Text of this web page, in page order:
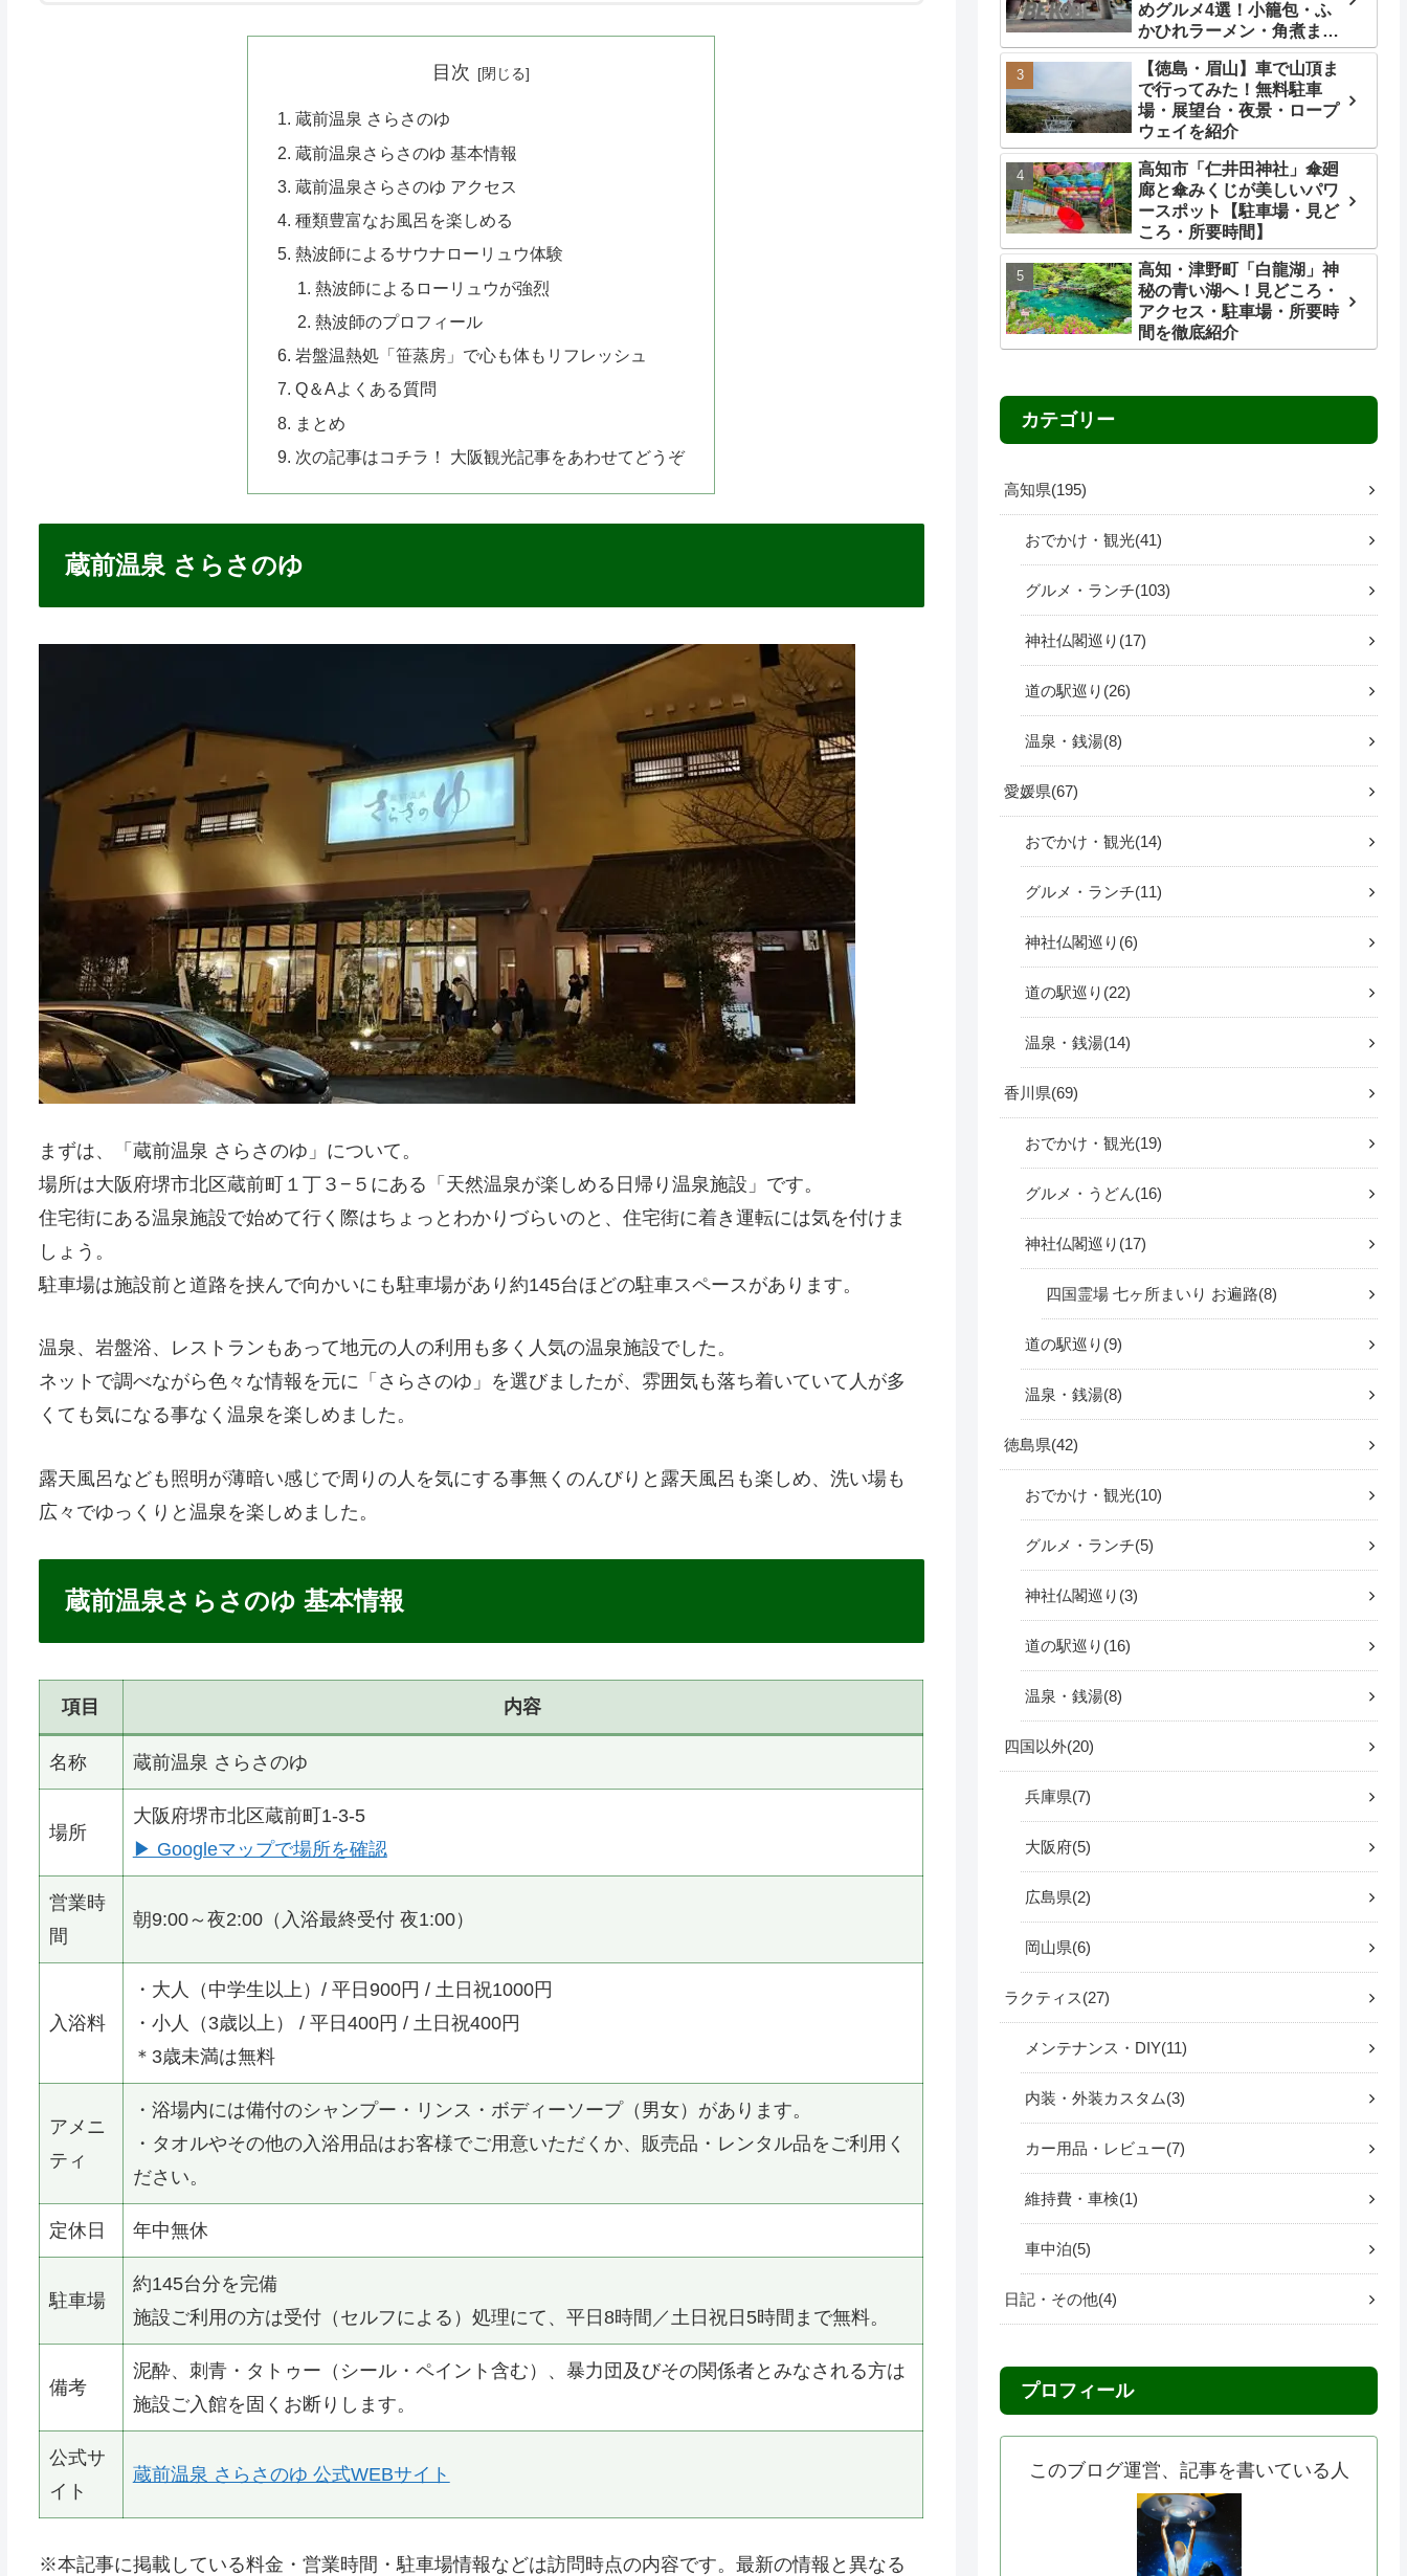
目次
蔵前温泉 さらさのゆ
蔵前温泉さらさのゆ 基本情報
蔵前温泉さらさのゆ アクセス
種類豊富なお風呂を楽しめる
熱波師によるサウナローリュウ体験
熱波師によるローリュウが強烈
熱波師のプロフィール
岩盤温熱処「笹蒸房」で心も体もリフレッシュ
Q＆Aよくある質問
まとめ
次の記事はコチラ！ 大阪観光記事をあわせてどうぞ
蔵前温泉 さらさのゆ
まずは、「蔵前温泉 さらさのゆ」について。
場所は大阪府堺市北区蔵前町１丁３−５にある「天然温泉が楽しめる日帰り温泉施設」です。
住宅街にある温泉施設で始めて行く際はちょっとわかりづらいのと、住宅街に着き運転には気を付けま
しょう。
駐車場は施設前と道路を挟んで向かいにも駐車場があり約145台ほどの駐車スペースがあります。
温泉、岩盤浴、レストランもあって地元の人の利用も多く人気の温泉施設でした。
ネットで調べながら色々な情報を元に「さらさのゆ」を選びましたが、雰囲気も落ち着いていて人が多
くても気になる事なく温泉を楽しめました。
露天風呂なども照明が薄暗い感じで周りの人を気にする事無くのんびりと露天風呂も楽しめ、洗い場も
広々でゆっくりと温泉を楽しめました。
蔵前温泉さらさのゆ 基本情報
項目 内容
名称 蔵前温泉 さらさのゆ
場所
大阪府堺市北区蔵前町1-3-5
▶ Googleマップで場所を確認
営業時
間
朝9:00～夜2:00（入浴最終受付 夜1:00）
入浴料
・大人（中学生以上）/ 平日900円 / 土日祝1000円
・小人（3歳以上） / 平日400円 / 土日祝400円
＊3歳未満は無料
アメニ
ティ
・浴場内には備付のシャンプー・リンス・ボディーソープ（男女）があります。
・タオルやその他の入浴用品はお客様でご用意いただくか、販売品・レンタル品をご利用く
ださい。
定休日 年中無休
駐車場
約145台分を完備
施設ご利用の方は受付（セルフによる）処理にて、平日8時間／土日祝日5時間まで無料。
備考
泥酔、刺青・タトゥー（シール・ペイント含む）、暴力団及びその関係者とみなされる方は
施設ご入館を固くお断りします。
公式サ
イト
蔵前温泉 さらさのゆ 公式WEBサイト
※本記事に掲載している料金・営業時間・駐車場情報などは訪問時点の内容です。最新の情報と異なる
めグルメ4選！小籠包・ふ
かひれラーメン・角煮ま
ん・ごま団子を実食レビュ
ー
【徳島・眉山】車で山頂ま
で行ってみた！無料駐車
場・展望台・夜景・ロープ
ウェイを紹介
高知市「仁井田神社」傘廻
廊と傘みくじが美しいパワ
ースポット【駐車場・見ど
ころ・所要時間】
高知・津野町「白龍湖」神
秘の青い湖へ！見どころ・
アクセス・駐車場・所要時
間を徹底紹介
カテゴリー
高知県 195
おでかけ・観光 41
グルメ・ランチ 103
神社仏閣巡り 17
道の駅巡り 26
温泉・銭湯 8
愛媛県 67
おでかけ・観光 14
グルメ・ランチ 11
神社仏閣巡り 6
道の駅巡り 22
温泉・銭湯 14
香川県 69
おでかけ・観光 19
グルメ・うどん 16
神社仏閣巡り 17
四国霊場 七ヶ所まいり お遍路 8
道の駅巡り 9
温泉・銭湯 8
徳島県 42
おでかけ・観光 10
グルメ・ランチ 5
神社仏閣巡り 3
道の駅巡り 16
温泉・銭湯 8
四国以外 20
兵庫県 7
大阪府 5
広島県 2
岡山県 6
ラクティス 27
メンテナンス・DIY 11
内装・外装カスタム 3
カー用品・レビュー 7
維持費・車検 1
車中泊 5
日記・その他 4
プロフィール
このブログ運営、記事を書いている人